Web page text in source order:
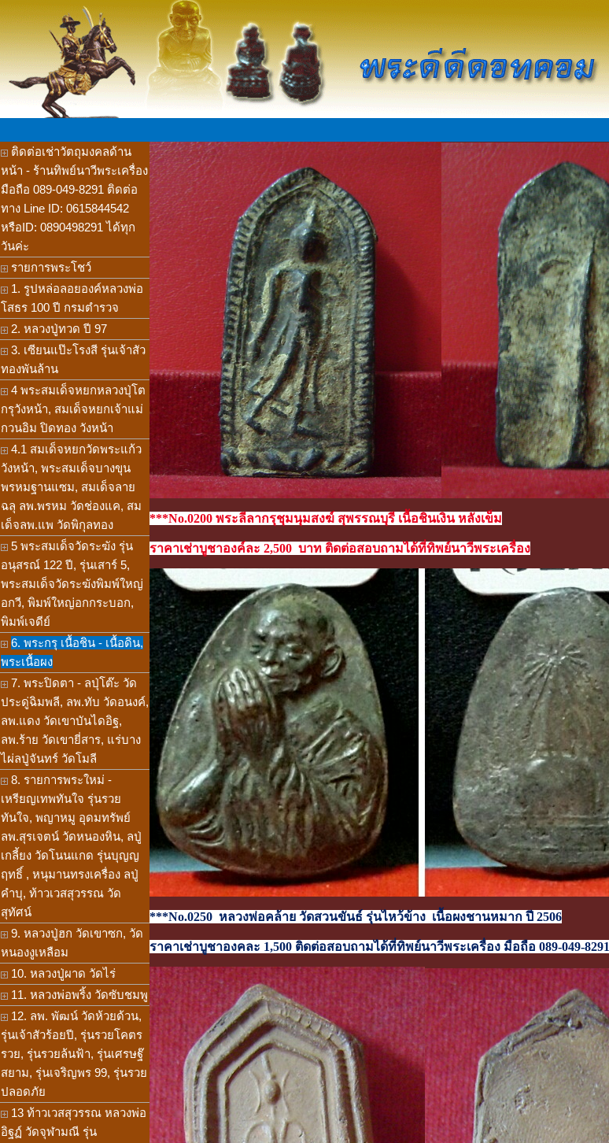
ติดต่อเช่าวัตถุมงคลด้าน
หน้า - ร้านทิพย์นาวีพระเครื่อง
มือถือ 089-049-8291 ติดต่อ
ทาง Line ID: 0615844542
หรือID: 0890498291 ได้ทุก
วันค่ะ
รายการพระโชว์
1. รูปหล่อลอยองค์หลวงพ่อ
โสธร 100 ปี กรมตำรวจ
2. หลวงปู่ทวด ปี 97
3. เซียนแป๊ะโรงสี รุ่นเจ้าสัว
ทองพันล้าน
4 พระสมเด็จหยกหลวงปุ่โต
กรุวังหน้า, สมเด็จหยกเจ้าแม่
กวนอิม ปิดทอง วังหน้า
4.1 สมเด็จหยกวัดพระแก้ว
วังหน้า, พระสมเด็จบางขุน
พรหมฐานแซม, สมเด็จลาย
ฉลุ ลพ.พรหม วัดช่องแค, สม
เด็จลพ.แพ วัดพิกุลทอง
5 พระสมเด็จวัดระฆัง รุ่น
อนุสรณ์ 122 ปี, รุ่นเสาร์ 5,
พระสมเด็จวัดระฆังพิมพ์ใหญ่
อกวี, พิมพ์ใหญ่อกกระบอก,
พิมพ์เจดีย์
6. พระกรุ เนื้อชิน - เนื้อดิน,
พระเนื้อผง
7. พระปิดตา - ลปุ่โต๊ะ วัด
ประดู่ฉิมพลี, ลพ.ทับ วัดอนงค์,
ลพ.แดง วัดเขาบันไดอิฐ,
ลพ.ร้าย วัดเขายี่สาร, แร่บาง
ไผ่ลปู่จันทร์ วัดโมลี
8. รายการพระใหม่ -
เหรียญเทพทันใจ รุ่นรวย
ทันใจ, พญาหมู อุดมทรัพย์
ลพ.สุรเจตน์ วัดหนองหิน, ลปู่
เกลี้ยง วัดโนนแกด รุ่นบุญญ
ฤทธิ์ , หนุมานทรงเครื่อง ลปู่
คำบุ, ท้าวเวสสุวรรณ วัด
สุทัศน์
9. หลวงปู่ฮก วัดเขาซก, วัด
หนองงูเหลือม
10. หลวงปู่ผาด วัดไร่
11. หลวงพ่อพริ้ง วัดซับชมพู
12. ลพ. พัฒน์ วัดห้วยด้วน,
รุ่นเจ้าสัวร้อยปี, รุ่นรวยโคตร
รวย, รุ่นรวยล้นฟ้า, รุ่นเศรษฐ๊
สยาม, รุ่นเจริญพร 99, รุ่นรวย
ปลอดภัย
13 ท้าวเวสสุวรรณ หลวงพ่อ
อิฐฏ์ วัดจุฬามณี รุ่น
***No.0200 พระลีลากรุชุมนุมสงฆ์ สุพรรณบุรี เนื้อชินเงิน หลังเข็ม
ราคาเช่าบูชาองค์ละ 2,500 บาท ติดต่อสอบถามได้ที่ทิพย์นาวีพระเครื่อง
***No.0250 หลวงพ่อคล้าย วัดสวนขันธ์ รุ่นไหว้ข้าง เนื้อผงชานหมาก ปี 2506
ราคาเช่าบูชาองคละ 1,500 ติดต่อสอบถามได้ที่ทิพย์นาวีพระเครื่อง มือถือ 089-049-8291